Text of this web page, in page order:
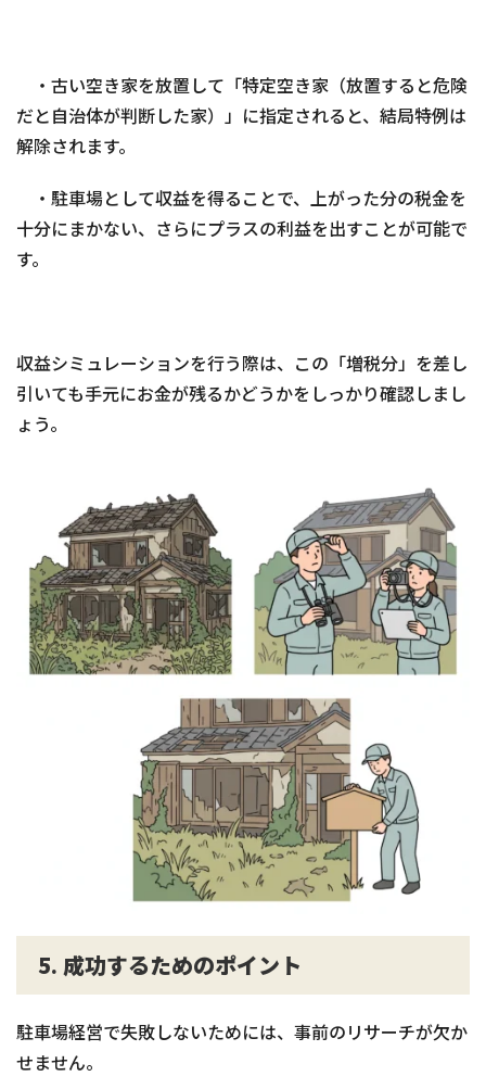
・古い空き家を放置して「特定空き家（放置すると危険
だと自治体が判断した家）」に指定されると、結局特例は
解除されます。
・駐車場として収益を得ることで、上がった分の税金を
十分にまかない、さらにプラスの利益を出すことが可能で
す。
収益シミュレーションを行う際は、この「増税分」を差し
引いても手元にお金が残るかどうかをしっかり確認しまし
ょう。
5. 成功するためのポイント
駐車場経営で失敗しないためには、事前のリサーチが欠か
せません。